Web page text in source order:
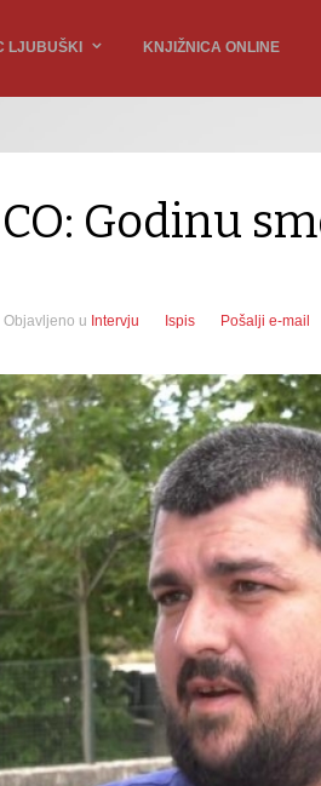
LJUBUŠKI KNJIŽNICA ONLINE
Godinu
Objavljeno u Intervju Ispis Pošalji e-mail